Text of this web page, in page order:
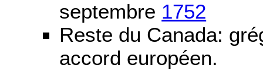
septembre 1752
Reste du Canada:
accord européen.